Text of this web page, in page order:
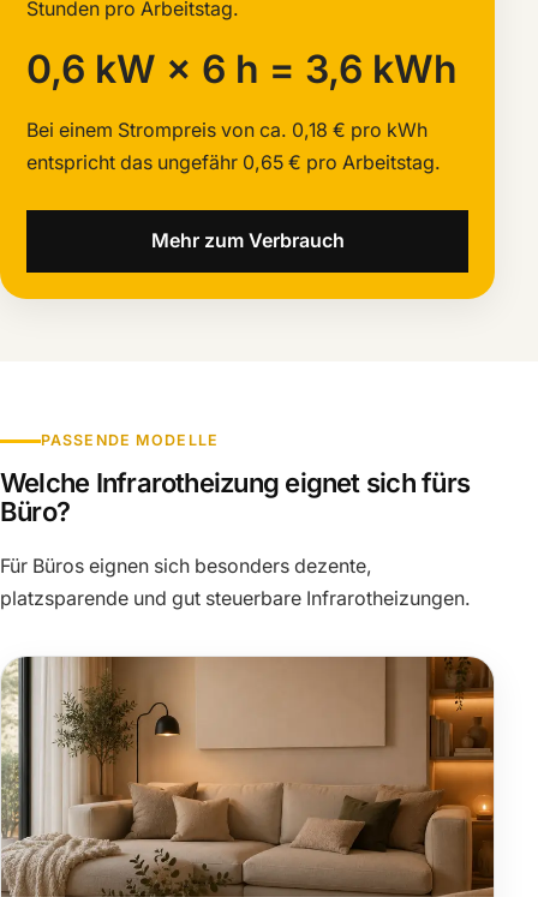
Stunden pro Arbeitstag.
0,6 kW × 6 h = 3,6 kWh
Bei einem Strompreis von ca. 0,18 € pro kWh
entspricht das ungefähr 0,65 € pro Arbeitstag.
Mehr zum Verbrauch
PASSENDE MODELLE
Welche Infrarotheizung eignet sich fürs
Büro?
Für Büros eignen sich besonders dezente,
platzsparende und gut steuerbare Infrarotheizungen.